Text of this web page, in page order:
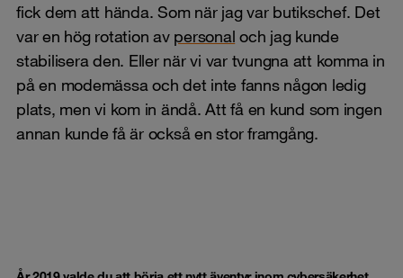
fick dem att hända. Som när jag var butikschef. Det
var en hög rotation av personal och jag kunde
stabilisera den. Eller när vi var tvungna att komma in
på en modemässa och det inte fanns någon ledig
plats, men vi kom in ändå. Att få en kund som ingen
annan kunde få är också en stor framgång.